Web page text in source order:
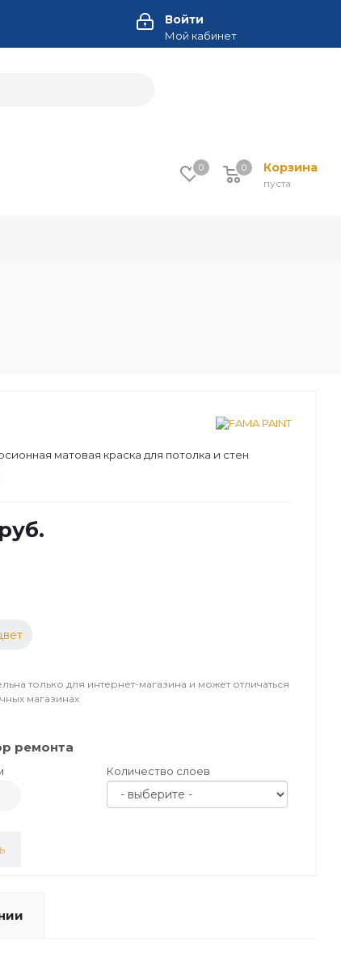
Войти
Мой кабинет
0 Корзина
пуста
0
матовая краска для потолка и стен
только для интернет-магазина и может отличаться
магазинах
ремонта
Количество слоев